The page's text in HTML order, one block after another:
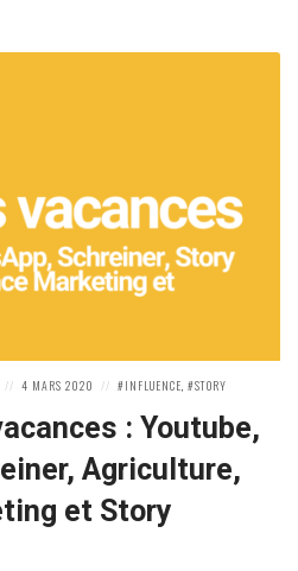
POSTED
4 MARS 2020
POSTED
INFLUENCE, STORY
: Youtube,
Agriculture,
et Story